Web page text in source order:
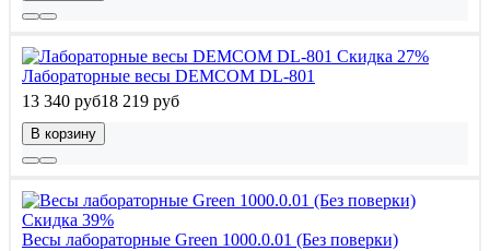
Скидка 27%
Лабораторные весы DEMCOM DL-801
13 340 руб18 219 руб
В корзину
Скидка 39%
Весы лабораторные Green 1000.0.01 (Без поверки)